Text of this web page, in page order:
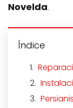
Novelda.
Índice